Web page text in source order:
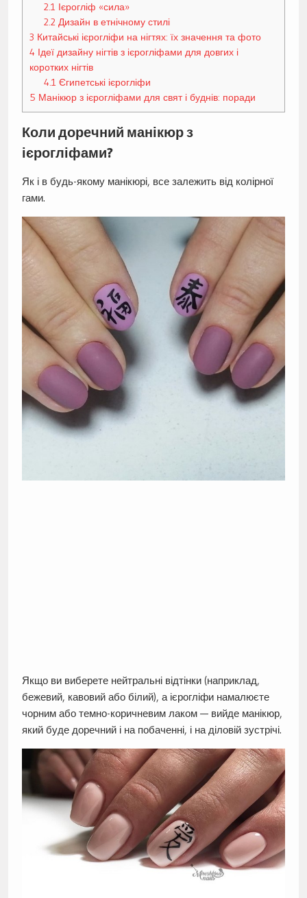
2.1 Ієрогліф «сила»
2.2 Дизайн в етнічному стилі
3 Китайські ієрогліфи на нігтях: їх значення та фото
4 Ідеї дизайну нігтів з ієрогліфами для довгих і
коротких нігтів
4.1 Єгипетські ієрогліфи
5 Манікюр з ієрогліфами для свят і буднів: поради
Коли доречний манікюр з
ієрогліфами?
Як і в будь-якому манікюрі, все залежить від колірної
гами.
Якщо ви виберете нейтральні відтінки (наприклад,
бежевий, кавовий або білий), а ієрогліфи намалюєте
чорним або темно-коричневим лаком — вийде манікюр,
який буде доречний і на побаченні, і на діловій зустрічі.